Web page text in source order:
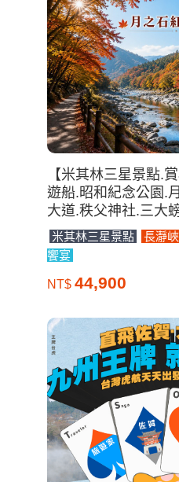
【米其林三星景點.
遊船.昭和紀念公園.
大道.秩父神社.三大
米其林三星景點 長瀞
饗宴
NT$ 44,900